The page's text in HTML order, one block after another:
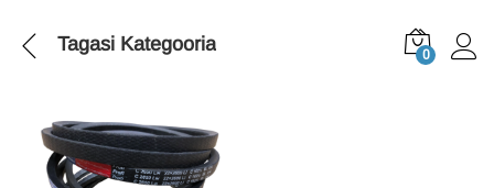
Tagasi Kategooria 0